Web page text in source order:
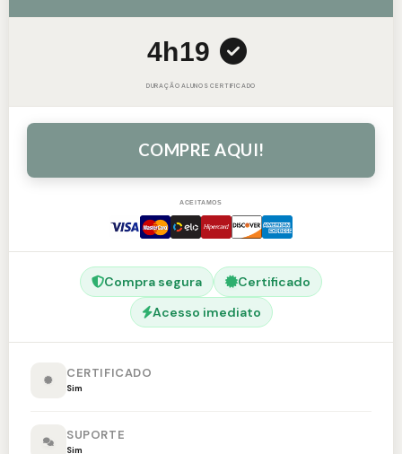
4h
DURAÇÃO
19
ALUNOS CERTIFICADO
COMPRE AQUI!
ACEITAMOS
Compra segura
Certificado
Acesso imediato
CERTIFICADO
Sim
SUPORTE
Sim